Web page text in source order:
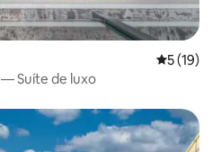
5 de uma
5 (19)
Suíte de luxo